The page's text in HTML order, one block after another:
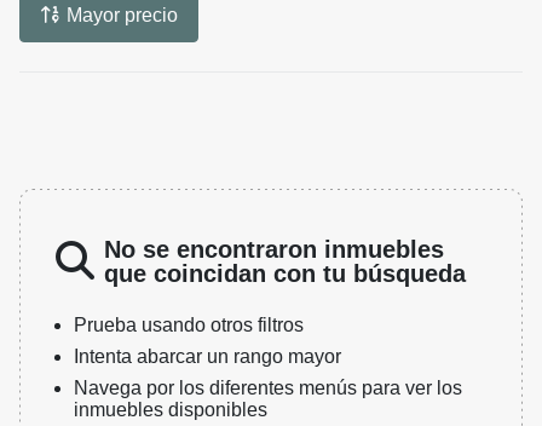
Mayor precio
No se encontraron inmuebles
que coincidan con tu búsqueda
Prueba usando otros filtros
Intenta abarcar un rango mayor
Navega por los diferentes menús para ver los
inmuebles disponibles